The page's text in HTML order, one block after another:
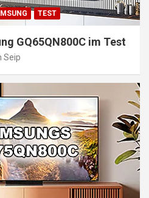
TEST
GQ65QN800C im Test
Seip